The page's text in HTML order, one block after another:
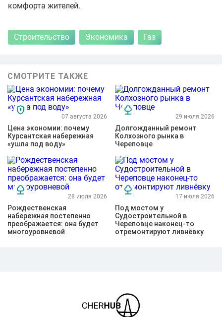
комфорта жителей.
Строительство Экономика Газ
СМОТРИТЕ ТАКЖЕ
07 августа 2026
Цена экономии: почему
Курсантская набережная
«ушла под воду»
29 июля 2026
Долгожданный ремонт
Колхозного рынка в
Череповце
28 июля 2026
Рождественская
набережная постепенно
преображается: она будет
многоуровневой
17 июля 2026
Под мостом у
Судостроительной в
Череповце наконец-то
отремонтируют ливнёвку